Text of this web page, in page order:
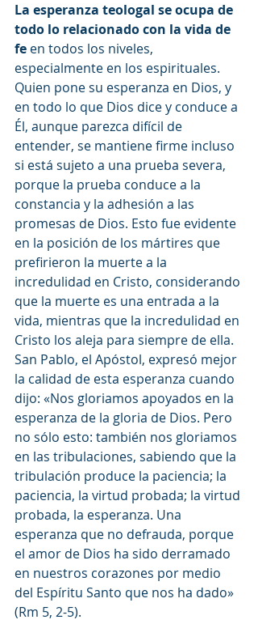
La esperanza teologal se ocupa de
todo lo relacionado con la vida de
fe en todos los niveles,
especialmente en los espirituales.
Quien pone su esperanza en Dios, y
en todo lo que Dios dice y conduce a
Él, aunque parezca difícil de
entender, se mantiene firme incluso
si está sujeto a una prueba severa,
porque la prueba conduce a la
constancia y la adhesión a las
promesas de Dios. Esto fue evidente
en la posición de los mártires que
prefirieron la muerte a la
incredulidad en Cristo, considerando
que la muerte es una entrada a la
vida, mientras que la incredulidad en
Cristo los aleja para siempre de ella.
San Pablo, el Apóstol, expresó mejor
la calidad de esta esperanza cuando
dijo: «Nos gloriamos apoyados en la
esperanza de la gloria de Dios. Pero
no sólo esto: también nos gloriamos
en las tribulaciones, sabiendo que la
tribulación produce la paciencia; la
paciencia, la virtud probada; la virtud
probada, la esperanza. Una
esperanza que no defrauda, porque
el amor de Dios ha sido derramado
en nuestros corazones por medio
del Espíritu Santo que nos ha dado»
(Rm 5, 2-5).